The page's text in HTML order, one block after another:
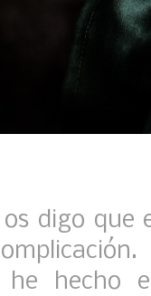
os digo
hecho